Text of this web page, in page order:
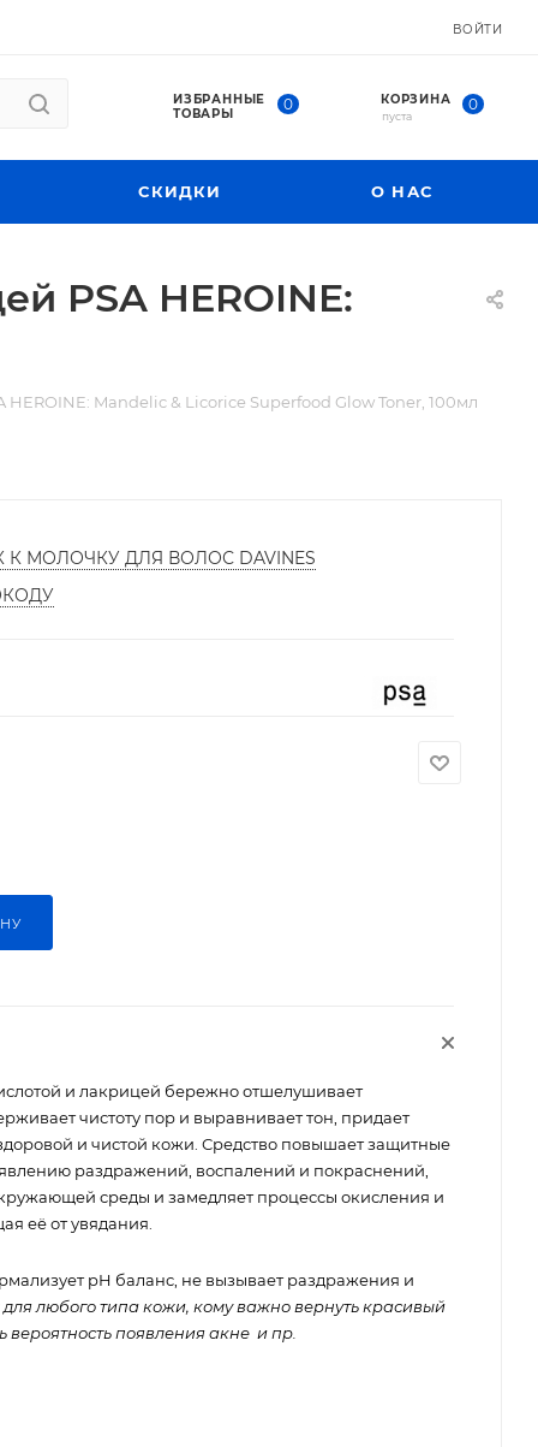
ВОЙТИ
ИЗБРАННЫЕ
ТОВАРЫ
0 КОРЗИНА 0
пуста
СКИДКИ О НАС
PSA HEROINE:
Mandelic & Licorice Superfood Glow Toner, 100мл
МОЛОЧКУ ДЛЯ ВОЛОС DAVINES
и лакрицей бережно отшелушивает
чистоту пор и выравнивает тон, придает
и чистой кожи. Средство повышает защитные
раздражений, воспалений и покраснений,
среды и замедляет процессы окисления и
её от увядания.
pH баланс, не вызывает раздражения и
для любого типа кожи, кому важно вернуть красивый
вероятность появления акне и пр.